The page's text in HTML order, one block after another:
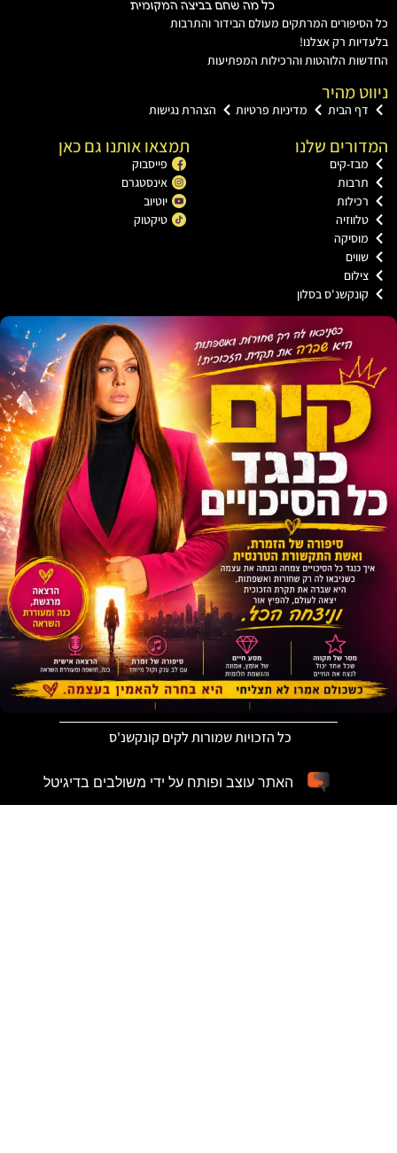
המרתקים מעולם הבידור והתרבות
רק אצלנו!
הלוהטות והרכילות המפתיעות
מהיר
הבית מדיניות פרטיות הצהרת נגישות
שלנו
קים
בסלון
תמצאו אותנו גם כאן
פייסבוק
אינסטגרם
יוטיוב
טיקטוק
כל הזכויות שמורות לקים קונקשנ'ס
האתר עוצב ופותח על ידי משולבים בדיגיטל